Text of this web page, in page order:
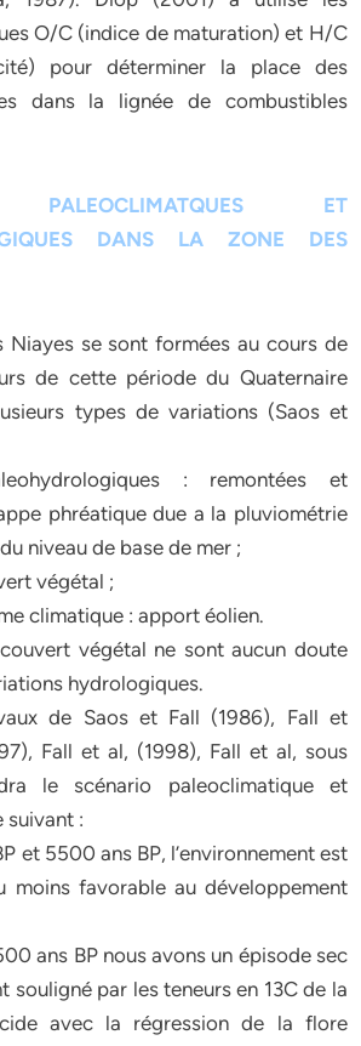
O/C (indice de maturation) et H/C
pour déterminer la place des
dans la lignée de combustibles
PALEOCLIMATQUES ET
DANS LA ZONE DES
Niayes se sont formées au cours de
de cette période du Quaternaire
types de variations (Saos et
: remontées et
phréatique due a la pluviométrie
niveau de base de mer ;
végétal ;
climatique : apport éolien.
végétal ne sont aucun doute
hydrologiques.
de Saos et Fall (1986), Fall et
Fall et al, (1998), Fall et al, sous
le scénario paleoclimatique et
suivant :
et 5500 ans BP, l’environnement est
moins favorable au développement
ans BP nous avons un épisode sec
souligné par les teneurs en 13C de la
avec la régression de la flore